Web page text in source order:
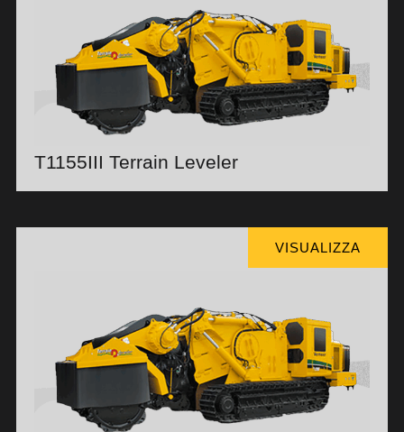
T1155III Terrain Leveler
VISUALIZZA